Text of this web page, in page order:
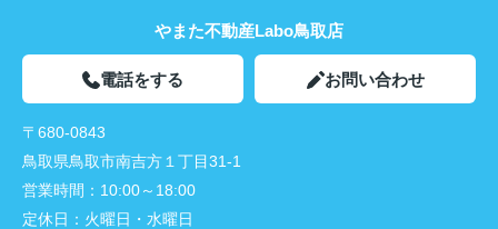
やまた不動産Labo鳥取店
電話をする お問い合わせ
〒680-0843
鳥取県鳥取市南吉方１丁目31-1
営業時間： 10:00～18:00
定休日： 火曜日・水曜日